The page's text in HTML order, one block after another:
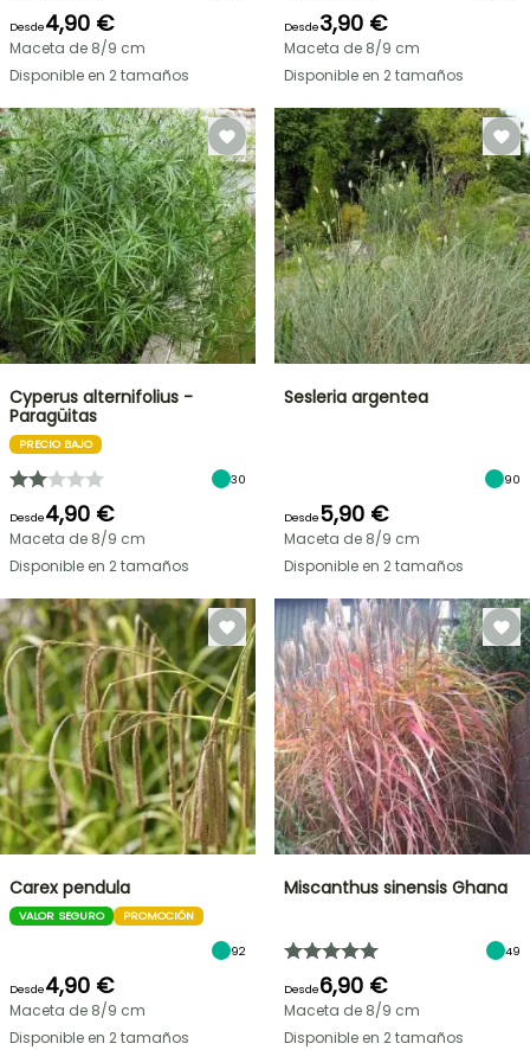
Desde4,90 €
Maceta de 8/9 cm
Disponible en 2 tamaños
Desde3,90 €
Maceta de 8/9 cm
Disponible en 2 tamaños
Cyperus alternifolius -
Paragüitas
PRECIO BAJO
30
Desde4,90 €
Maceta de 8/9 cm
Disponible en 2 tamaños
Sesleria argentea
90
Desde5,90 €
Maceta de 8/9 cm
Disponible en 2 tamaños
Carex pendula
VALOR SEGURO PROMOCIÓN
92
Desde4,90 €
Maceta de 8/9 cm
Disponible en 2 tamaños
Miscanthus sinensis Ghana
49
Desde6,90 €
Maceta de 8/9 cm
Disponible en 2 tamaños